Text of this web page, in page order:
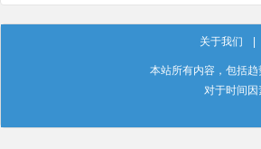
关于我们
本站所有内容，包括
对于时间